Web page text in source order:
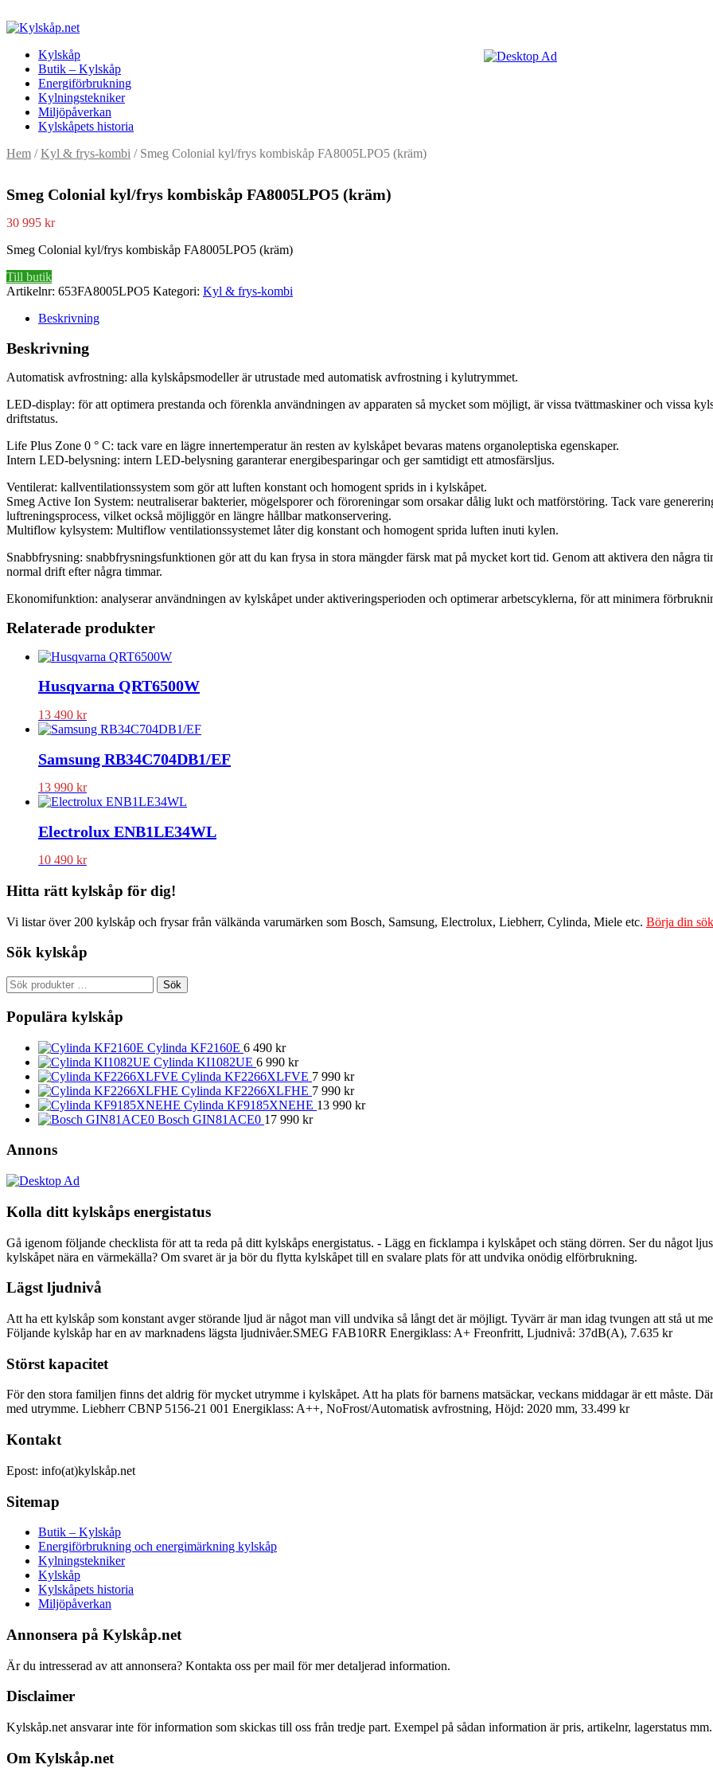
Kylskåp
Butik – Kylskåp
Energiförbrukning
Kylningstekniker
Miljöpåverkan
Kylskåpets historia
Hem /Kyl & frys-kombi / Smeg Colonial kyl/frys kombiskåp FA8005LPO5 (kräm)
Smeg Colonial kyl/frys kombiskåp FA8005LPO5 (kräm)
30 995 kr
Smeg Colonial kyl/frys kombiskåp FA8005LPO5 (kräm)
Till butik
Artikelnr: 653FA8005LPO5 Kategori: Kyl & frys-kombi
Beskrivning
Beskrivning
Automatisk avfrostning: alla kylskåpsmodeller är utrustade med automatisk avfrostning i kylutrymmet.
LED-display: för att optimera prestanda och förenkla användningen av apparaten så mycket som möjligt, är vissa tvättmaskiner och vissa
driftstatus.
Life Plus Zone 0 ° C: tack vare en lägre innertemperatur än resten av kylskåpet bevaras matens organoleptiska egenskaper.
Intern LED-belysning: intern LED-belysning garanterar energibesparingar och ger samtidigt ett atmosfärsljus.
Ventilerat: kallventilationssystem som gör att luften konstant och homogent sprids in i kylskåpet.
Smeg Active Ion System: neutraliserar bakterier, mögelsporer och föroreningar som orsakar dålig lukt och matförstöring. Tack vare
luftreningsprocess, vilket också möjliggör en längre hållbar matkonservering.
Multiflow kylsystem: Multiflow ventilationssystemet låter dig konstant och homogent sprida luften inuti kylen.
Snabbfrysning: snabbfrysningsfunktionen gör att du kan frysa in stora mängder färsk mat på mycket kort tid. Genom att aktivera den några
normal drift efter några timmar.
Ekonomifunktion: analyserar användningen av kylskåpet under aktiveringsperioden och optimerar arbetscyklerna, för att minimera
Relaterade produkter
Husqvarna QRT6500W
13 490 kr
Samsung RB34C704DB1/EF
13 990 kr
Electrolux ENB1LE34WL
10 490 kr
Hitta rätt kylskåp för dig!
Vi listar över 200 kylskåp och frysar från välkända varumärken som Bosch, Samsung, Electrolux, Liebherr, Cylinda, Miele etc. Börja din
Sök kylskåp
Sök
efter:
Sök
Populära kylskåp
Cylinda KF2160E 6 490 kr
Cylinda KI1082UE 6 990 kr
Cylinda KF2266XLFVE 7 990 kr
Cylinda KF2266XLFHE 7 990 kr
Cylinda KF9185XNEHE 13 990 kr
Bosch GIN81ACE0 17 990 kr
Annons
Kolla ditt kylskåps energistatus
Gå igenom följande checklista för att ta reda på ditt kylskåps energistatus. - Lägg en ficklampa i kylskåpet och stäng dörren. Ser du något
kylskåpet nära en värmekälla? Om svaret är ja bör du flytta kylskåpet till en svalare plats för att undvika onödig elförbrukning.
Lägst ljudnivå
Att ha ett kylskåp som konstant avger störande ljud är något man vill undvika så långt det är möjligt. Tyvärr är man idag tvungen att stå ut
Följande kylskåp har en av marknadens lägsta ljudnivåer.SMEG FAB10RR Energiklass: A+ Freonfritt, Ljudnivå: 37dB(A), 7.635 kr
Störst kapacitet
För den stora familjen finns det aldrig för mycket utrymme i kylskåpet. Att ha plats för barnens matsäckar, veckans middagar är ett måste.
med utrymme. Liebherr CBNP 5156-21 001 Energiklass: A++, NoFrost/Automatisk avfrostning, Höjd: 2020 mm, 33.499 kr
Kontakt
Epost: info(at)kylskåp.net
Sitemap
Butik – Kylskåp
Energiförbrukning och energimärkning kylskåp
Kylningstekniker
Kylskåp
Kylskåpets historia
Miljöpåverkan
Annonsera på Kylskåp.net
Är du intresserad av att annonsera? Kontakta oss per mail för mer detaljerad information.
Disclaimer
Kylskåp.net ansvarar inte för information som skickas till oss från tredje part. Exempel på sådan information är pris, artikelnr, lagerstatus mm.
Om Kylskåp.net